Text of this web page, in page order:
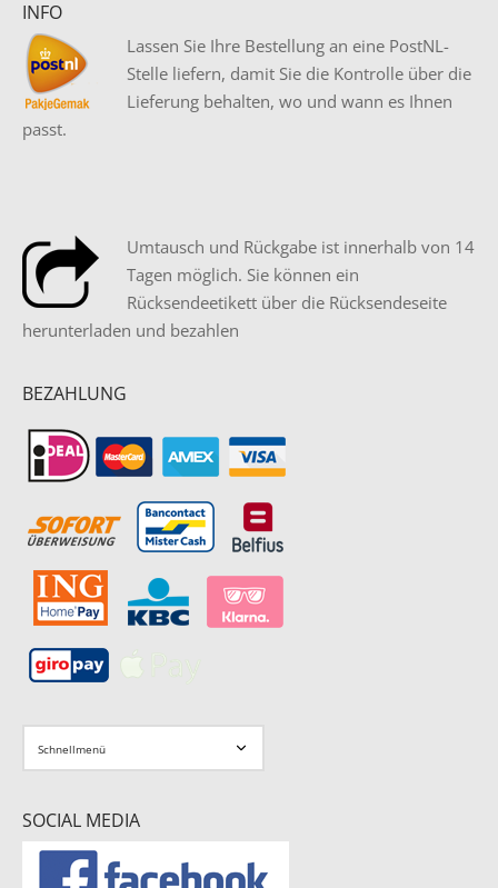
INFO
Lassen Sie Ihre Bestellung an eine PostNL-
Stelle liefern, damit Sie die Kontrolle über die
Lieferung behalten, wo und wann es Ihnen
passt.
Umtausch und Rückgabe ist innerhalb von 14
Tagen möglich. Sie können ein
Rücksendeetikett über die Rücksendeseite
herunterladen und bezahlen
BEZAHLUNG
SOCIAL MEDIA